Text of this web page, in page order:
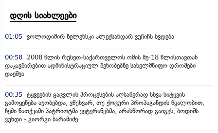
დღის სიახლეები
01:05 ვოლოდიმირ ზელენსკი ალექსანდარ ვუჩიჩს ხვდება
00:58
2008 წლის რუსეთ-საქართველოს ომის მე-18 წლისთავთან
დაკავშირებით ადმინისტრაციულ შენობებზე სახელმწიფო დროშები
დაეშვა
00:35 ტყვეების გაცვლის პროცესების აღსაწერად სხვა სიტყვის
გამოყენება აჯობებდა, ვწუხვარ, თუ ქოცური პროპაგანდის წყალობით,
ჩემი ნათქვამი პატრიოტმა ვეტერანებმა, არასწორად გაიგეს, ბოდიშს
ვუხდი - გიორგი ბარამიძე